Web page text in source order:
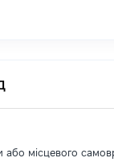
місцевого